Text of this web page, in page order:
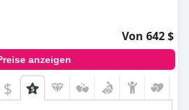
Von 642 $
anzeigen
$